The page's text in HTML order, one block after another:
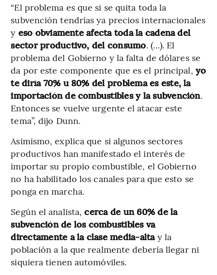
“El problema es que si se quita toda la
subvención tendrías ya precios internacionales
y eso obviamente afecta toda la cadena del
sector productivo, del consumo. (…). El
problema del Gobierno y la falta de dólares se
da por este componente que es el principal, yo
te diría 70% u 80% del problema es este, la
importación de combustibles y la subvención.
Entonces se vuelve urgente el atacar este
tema”, dijo Dunn.
Asimismo, explica que si algunos sectores
productivos han manifestado el interés de
importar su propio combustible, el Gobierno
no ha habilitado los canales para que esto se
ponga en marcha.
Según el analista, cerca de un 60% de la
subvención de los combustibles va
directamente a la clase media-alta y la
población a la que realmente debería llegar ni
siquiera tienen automóviles.